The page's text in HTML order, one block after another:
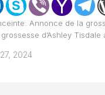
Annonce de la
d’Ashley Tisdale
2024